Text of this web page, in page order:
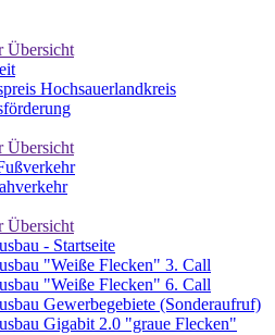
Übersicht
Hochsauerlandkreis
Übersicht
Übersicht
- Startseite
"Weiße Flecken" 3. Call
"Weiße Flecken" 6. Call
Gewerbegebiete (Sonderaufruf)
Gigabit 2.0 "graue Flecken"